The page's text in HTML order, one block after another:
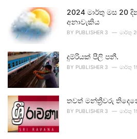
2024 මාර්තු මස 20
අනාවැකිය
BY PUBLISHER 3 මාර්තු
දුම්රියක් පීලි පනී.
BY PUBLISHER 3 මාර්තු
තවත් මන්ත්‍රීවරු
BY PUBLISHER 3 මාර්තු